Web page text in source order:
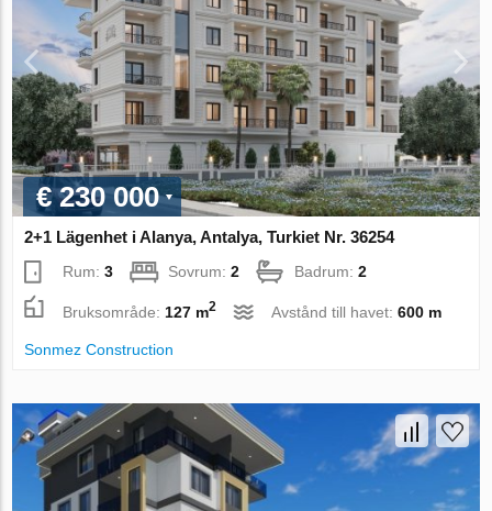
€ 230 000
2+1 Lägenhet i Alanya, Antalya, Turkiet Nr. 36254
Rum:3 Sovrum:2 Badrum:2
Bruksområde: 127 m2 Avstånd till havet:600 m
Sonmez Construction